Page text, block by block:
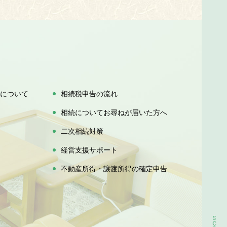
ついて 相続税申告の流れ
相続についてお尋ねが届いた方へ
二次相続対策
経営支援サポート
不動産所得・譲渡所得の確定申告